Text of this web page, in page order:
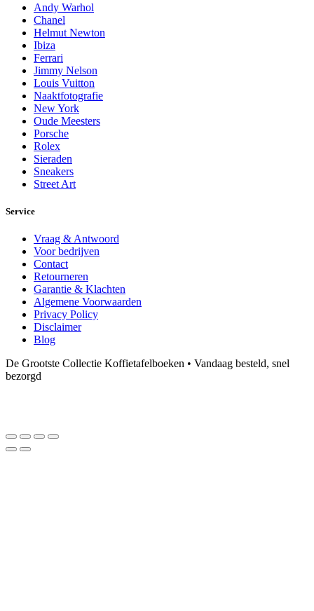
Andy Warhol
Chanel
Helmut Newton
Ibiza
Ferrari
Jimmy Nelson
Louis Vuitton
Naaktfotografie
New York
Oude Meesters
Porsche
Rolex
Sieraden
Sneakers
Street Art
Service
Vraag & Antwoord
Voor bedrijven
Contact
Retourneren
Garantie & Klachten
Algemene Voorwaarden
Privacy Policy
Disclaimer
Blog
De Grootste Collectie Koffietafelboeken • Vandaag besteld, snel
bezorgd